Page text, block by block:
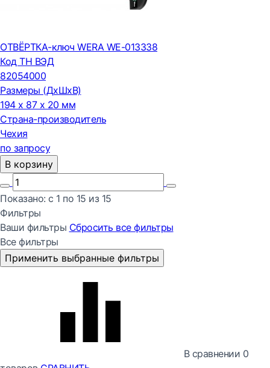
ОТВЁРТКА-ключ WERA WE-013338
Код ТН ВЭД
82054000
Размеры (ДxШxВ)
194 x 87 x 20 мм
Страна-производитель
Чехия
по запросу
В корзину
Показано: с 1 по 15 из 15
Фильтры
Ваши фильтры Сбросить все фильтры
Все фильтры
Применить выбранные фильтры
В сравнении 0